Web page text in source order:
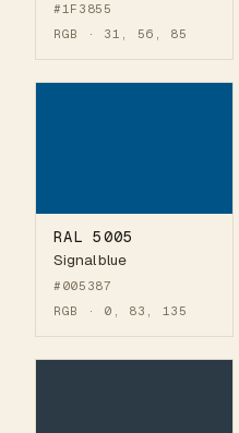
#1F3855
RGB · 31, 56, 85
RAL 5005
Signal blue
#005387
RGB · 0, 83, 135